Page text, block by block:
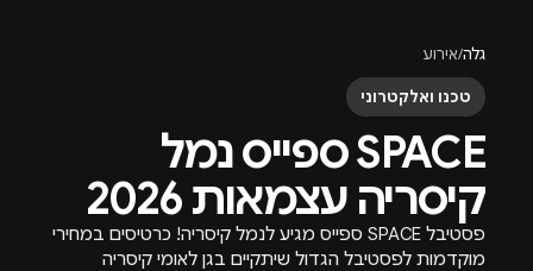
גלה/אירוע
טכנו ואלקטרוני
SPACE ספייס נמל
קיסריה עצמאות 2026
פסטיבל SPACE ספייס מגיע לנמל קיסריה! כרטיסים במחירי
מוקדמות לפסטיבל הגדול שיתקיים בגן לאומי קיסריה